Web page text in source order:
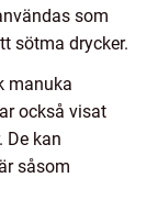
som
sötma drycker.
manuka
också visat
De kan
såsom